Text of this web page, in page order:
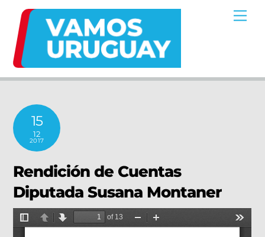
content
15
12
2017
Rendición de Cuentas
Diputada Susana Montaner